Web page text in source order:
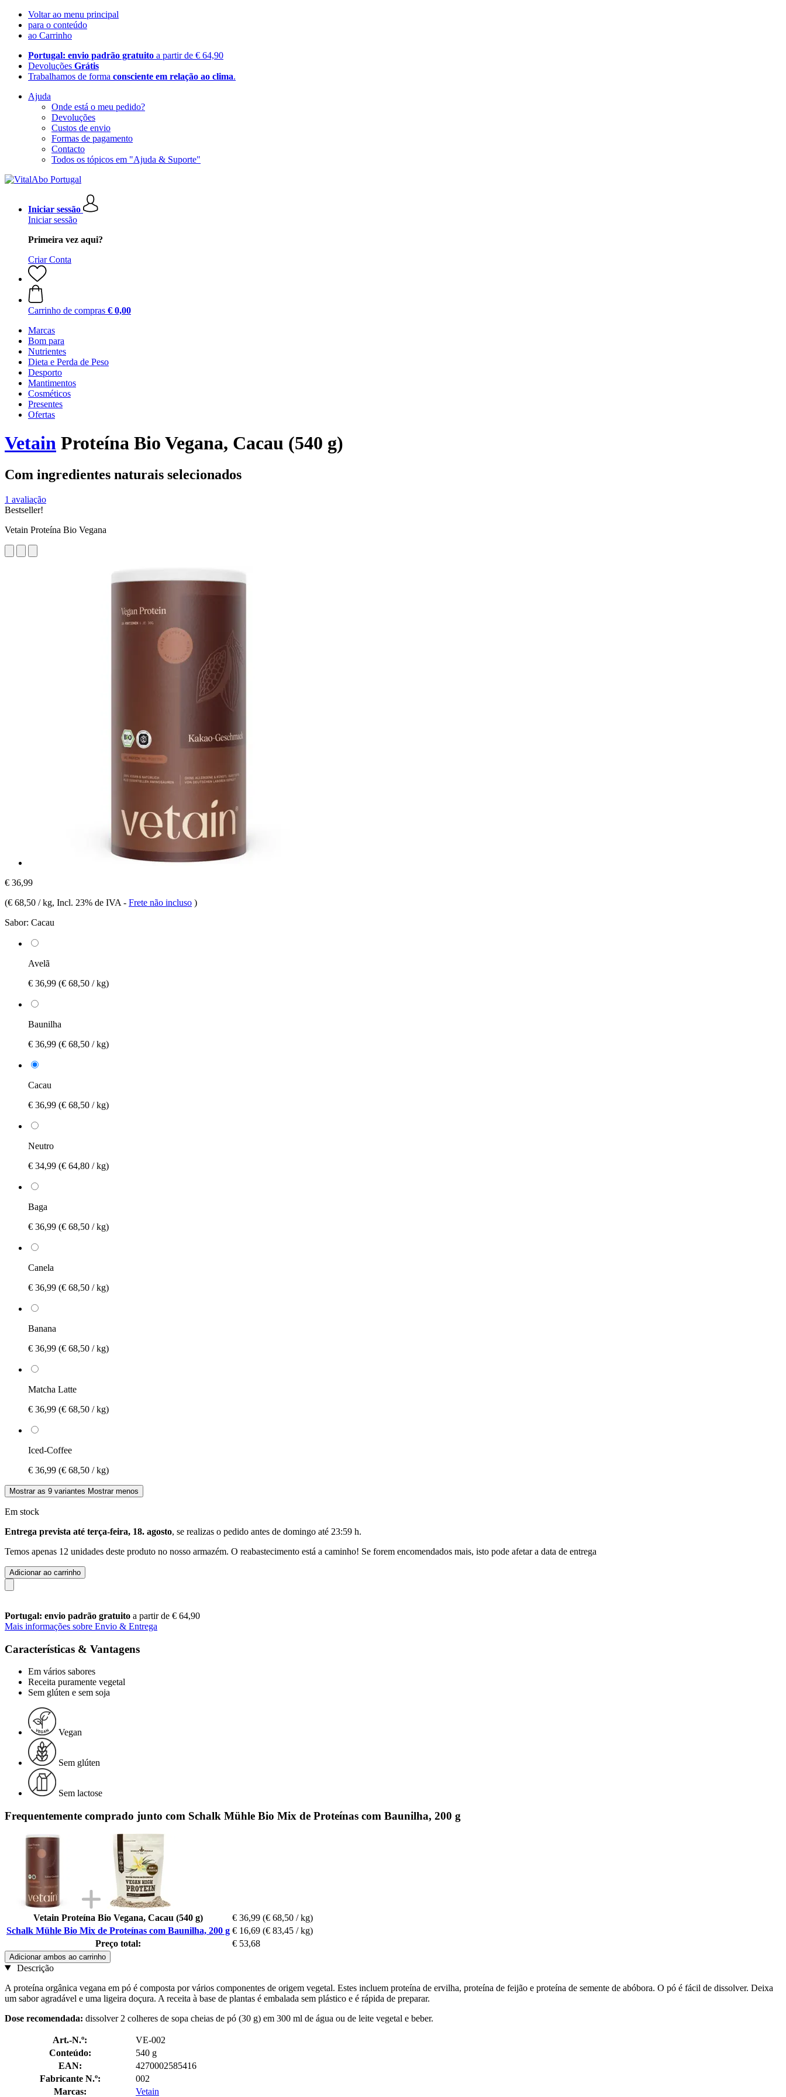
Voltar ao menu principal
para o conteúdo
ao Carrinho
Portugal: envio padrão gratuito a partir de € 64,90
Devoluções Grátis
Trabalhamos de forma consciente em relação ao clima.
Ajuda
Onde está o meu pedido?
Devoluções
Custos de envio
Formas de pagamento
Contacto
Todos os tópicos em "Ajuda & Suporte"
Iniciar sessão
Iniciar sessão
Primeira vez aqui?
Criar Conta
Carrinho de compras € 0,00
Marcas
Bom para
Nutrientes
Dieta e Perda de Peso
Desporto
Mantimentos
Cosméticos
Presentes
Ofertas
Vetain Proteína Bio Vegana, Cacau (540 g)
Com ingredientes naturais selecionados
1 avaliação
Bestseller!
Vetain Proteína Bio Vegana
€ 36,99
(€ 68,50 / kg, Incl. 23% de IVA - Frete não incluso )
Sabor: Cacau
Avelã
€ 36,99 (€ 68,50 / kg)
Baunilha
€ 36,99 (€ 68,50 / kg)
Cacau
€ 36,99 (€ 68,50 / kg)
Neutro
€ 34,99 (€ 64,80 / kg)
Baga
€ 36,99 (€ 68,50 / kg)
Canela
€ 36,99 (€ 68,50 / kg)
Banana
€ 36,99 (€ 68,50 / kg)
Matcha Latte
€ 36,99 (€ 68,50 / kg)
Iced-Coffee
€ 36,99 (€ 68,50 / kg)
Mostrar as 9 variantes Mostrar menos
Em stock
Entrega prevista até terça-feira, 18. agosto, se realizas o pedido antes de domingo até 23:59 h.
Temos apenas 12 unidades deste produto no nosso armazém. O reabastecimento está a caminho! Se forem encomendados mais, isto pode afetar a data de entrega
Adicionar ao carrinho
Portugal: envio padrão gratuito a partir de € 64,90
Mais informações sobre Envio & Entrega
Características & Vantagens
Em vários sabores
Receita puramente vegetal
Sem glúten e sem soja
Vegan
Sem glúten
Sem lactose
Frequentemente comprado junto com Schalk Mühle Bio Mix de Proteínas com Baunilha, 200 g
Vetain Proteína Bio Vegana, Cacau (540 g) € 36,99 (€ 68,50 / kg)
Schalk Mühle Bio Mix de Proteínas com Baunilha, 200 g € 16,69 (€ 83,45 / kg)
Preço total:
€ 53,68
Adicionar ambos ao carrinho
Descrição
A proteína orgânica vegana em pó é composta por vários componentes de origem vegetal. Estes incluem proteína de ervilha, proteína de feijão e proteína de semente de abóbora. O pó é fácil de dissolver. Deixa
um sabor agradável e uma ligeira doçura. A receita à base de plantas é embalada sem plástico e é rápida de preparar.
Dose recomendada: dissolver 2 colheres de sopa cheias de pó (30 g) em 300 ml de água ou de leite vegetal e beber.
Art.-N.º:
VE-002
Conteúdo:
540 g
EAN:
4270002585416
Fabricante N.º:
002
Marcas:
Vetain